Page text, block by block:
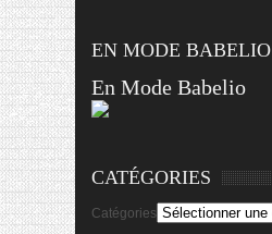
EN MODE BABELIO
En Mode Babelio
CATÉGORIES
Catégories